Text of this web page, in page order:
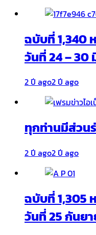
ฉบับที่ 1,340
วันที่ 24 – 30
2 ปี ago2 ปี ago
ทุกท่านมีส่วน
2 ปี ago2 ปี ago
ฉบับที่ 1,305
วันที่ 25 กันย